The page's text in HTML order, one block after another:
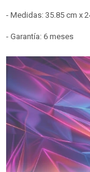
- Medidas: 35.85 cm x
- Garantía: 6 meses